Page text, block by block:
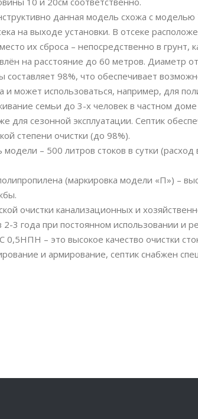
данная модель схожа с
на выходе установки. В отсеке
их сброса – непосредственно в
на расстояние до 60 метров. Диаметр
составляет 98%, что обеспечивает
и может использоваться, например, для
семьи до 3-х человек в частном
для сезонной эксплуатации. Септик
степени очистки (до 98%).
– 500 литров стоков в сутки
(маркировка модели «П») –
очистки канализационных и
3 года при постоянном использовании и
0,5НПН – это высокое качество очистки
и армирование, септик снабжен